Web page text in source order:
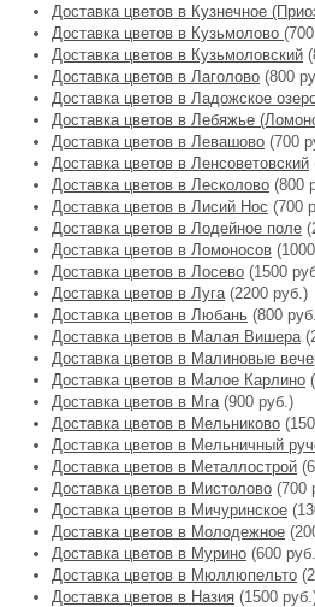
Доставка цветов в Кузнечное
Доставка цветов в Кузьмолово
Доставка цветов в Кузьмоловский
Доставка цветов в Лаголово (800
Доставка цветов в Ладожское
Доставка цветов в Лебяжье
Доставка цветов в Левашово (700
Доставка цветов в Ленсоветовский
Доставка цветов в Лесколово (800
Доставка цветов в Лисий Нос (700
Доставка цветов в Лодейное поле
Доставка цветов в Ломоносов
Доставка цветов в Лосево (1500
Доставка цветов в Луга(2200 руб.)
Доставка цветов в Любань (800
Доставка цветов в Малая Вишера
Доставка цветов в Малиновые
Доставка цветов в Малое Карлино
Доставка цветов в Мга(900 руб.)
Доставка цветов в Мельниково
Доставка цветов в Мельничный
Доставка цветов в Металлострой
Доставка цветов в Мистолово (700
Доставка цветов в Мичуринское
Доставка цветов в Молодежное
Доставка цветов в Мурино (600
Доставка цветов в Мюллюпельто
Доставка цветов в Назия (1500